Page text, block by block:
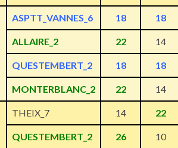
ASPTT_VANNES_6 18 18
ALLAIRE_2 22 14
QUESTEMBERT_2 18 18
MONTERBLANC_2 22 14
THEIX_7 14 22
QUESTEMBERT_2 26 10